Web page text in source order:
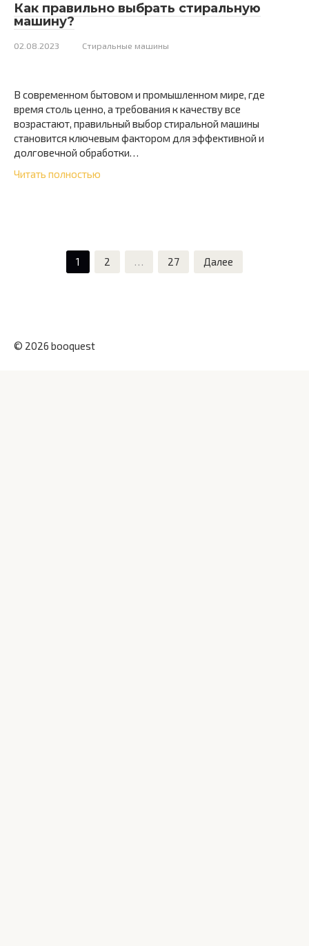
Как правильно выбрать стиральную
машину?
02.08.2023 Стиральные машины
В современном бытовом и промышленном мире, где
время столь ценно, а требования к качеству все
возрастают, правильный выбор стиральной машины
становится ключевым фактором для эффективной и
долговечной обработки…
Читать полностью
1 2 … 27 Далее
© 2026 booquest